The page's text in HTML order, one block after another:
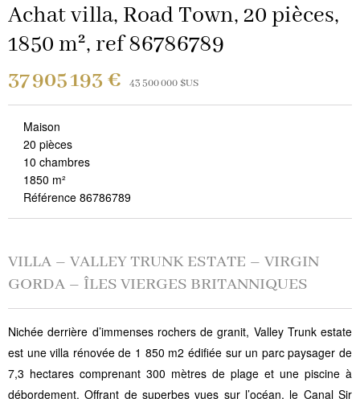
Achat villa, Road Town, 20 pièces,
1850 m², ref 86786789
37 905 193 € 43 500 000 $US
Maison
20 pièces
10 chambres
1850 m²
Référence 86786789
VILLA – VALLEY TRUNK ESTATE – VIRGIN
GORDA – ÎLES VIERGES BRITANNIQUES
Nichée derrière d’immenses rochers de granit, Valley Trunk estate
est une villa rénovée de 1 850 m2 édifiée sur un parc paysager de
7,3 hectares comprenant 300 mètres de plage et une piscine à
débordement. Offrant de superbes vues sur l’océan, le Canal Sir